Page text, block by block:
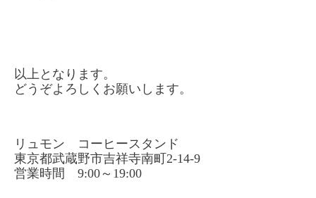
以上となります。
どうぞよろしくお願いします。
リュモン コーヒースタンド
東京都武蔵野市吉祥寺南町2-14-9
営業時間 9:00～19:00